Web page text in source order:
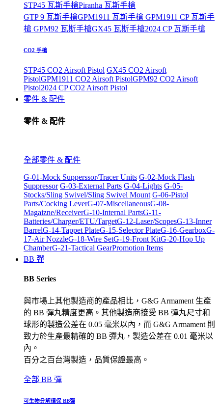
STP45 瓦斯手槍Piranha 瓦斯手槍
GTP 9 瓦斯手槍GPM1911 瓦斯手槍 GPM1911 CP 瓦斯手
槍 GPM92 瓦斯手槍GX45 瓦斯手槍2024 CP 瓦斯手槍
CO2 手槍
STP45 CO2 Airsoft Pistol GX45 CO2 Airsoft
PistolGPM1911 CO2 Airsoft PistolGPM92 CO2 Airsoft
Pistol2024 CP CO2 Airsoft Pistol
零件 & 配件
零件 & 配件
全部零件 & 配件
G-01-Mock Supperssor/Tracer Units G-02-Mock Flash
Suppressor G-03-External Parts G-04-Lights G-05-
Stocks/Sling Swivel/Sling Swivel Mount G-06-Pistol
Parts/Cocking LeverG-07-MiscellaneousG-08-
Magaizne/ReceiverG-10-Internal PartsG-11-
Batteries/Charger/ETU/TargetG-12-Laser/ScopesG-13-Inner
BarrelG-14-Tappet PlateG-15-Selector PlateG-16-GearboxG-
17-Air NozzleG-18-Wire SetG-19-Front KitG-20-Hop Up
ChamberG-21-Tactical GearPromotion Items
BB 彈
BB Series
與市場上其他製造商的產品相比，G&G Armament 生產
的 BB 彈丸精度更高。其他製造商接受 BB 彈丸尺寸和
球形的製造公差在 0.05 毫米以內，而 G&G Armament 則
致力於生產最精確的 BB 彈丸，製造公差在 0.01 毫米以
內。
百分之百台灣製造，品質保證最高。
全部 BB 彈
可生物分解環保 BB彈